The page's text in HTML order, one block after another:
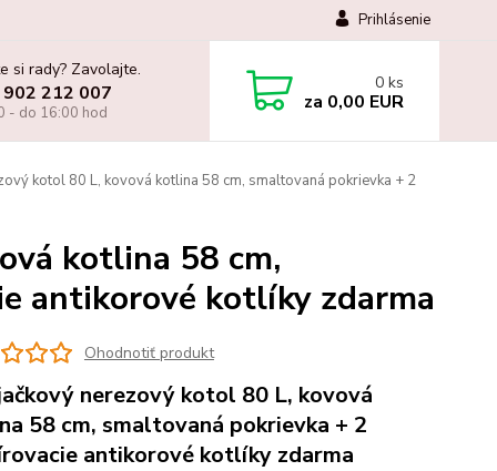
Prihlásenie
si rady? Zavolajte.
212 007
- do 16:00 hod
0 ks
za 0,00 EUR
kotol 80 L, kovová kotlina 58 cm, smaltovaná pokrievka + 2
kotlina 58 cm,
antikorové kotlíky zdarma
Ohodnotiť produkt
nerezový kotol 80 L, kovová
58 cm, smaltovaná pokrievka + 2
antikorové kotlíky zdarma